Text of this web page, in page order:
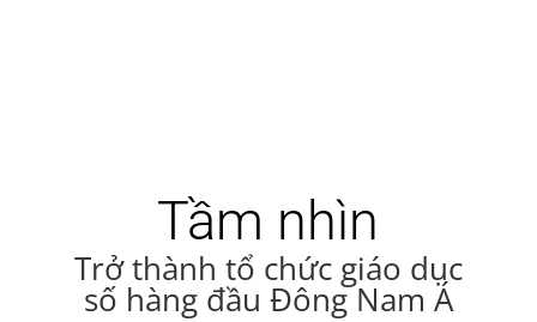
Tầm nhìn
Trở thành tổ chức giáo dục
số hàng đầu Đông Nam Á